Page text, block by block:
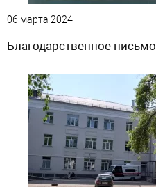
06 марта 2024
Благодарственное письмо